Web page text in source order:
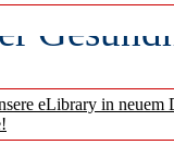
eLibrary in neuem